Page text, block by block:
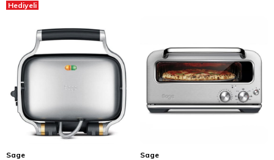
Hediyeli
Sage
Sage